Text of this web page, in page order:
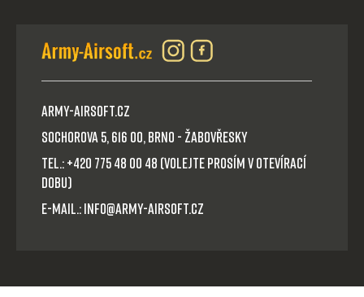
Army-Airsoft.cz
Sochorova 5, 616 00, Brno - Žabovřesky
Tel.: +420 775 48 00 48 (volejte prosím v otevírací
dobu)
E-mail.: info@army-airsoft.cz